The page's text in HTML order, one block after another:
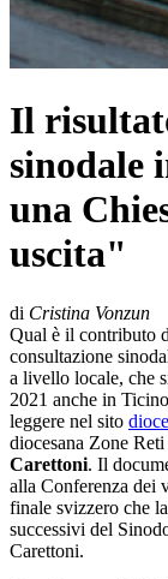
Il
sinodale
una
uscita"
di Cristina Vonzun
Qual è il contributo
consultazione
a livello locale, che
2021 anche in
leggere nel sito
diocesana Zone Reti
Carettoni. Il
alla Conferenza dei
finale svizzero che
successivi del
Carettoni.